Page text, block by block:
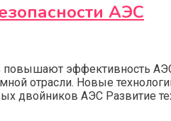
АЭС
повышают эффективность
отрасли. Новые
двойников АЭС Развитие